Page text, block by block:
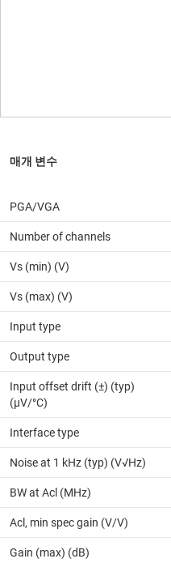
PGA/VGA
Number of channels
Vs (min) (V)
Vs (max) (V)
Input type
Output type
Input offset drift (±) (typ)
(µV/°C)
Interface type
Noise at 1 kHz (typ) (V√Hz)
BW at Acl (MHz)
Acl, min spec gain (V/V)
Gain (max) (dB)